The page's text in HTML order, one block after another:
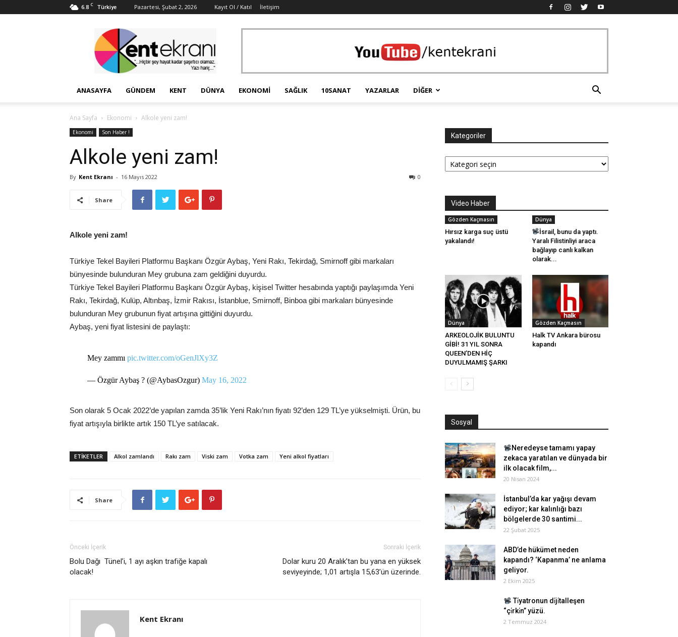
6.8 C Türkiye Pazartesi, Şubat 2, 2026 Kayıt Ol / Katıl İletişim
Ekranı
ANASAYFA GÜNDEM KENT DÜNYA EKONOMI SAĞLIK 10SANAT YAZARLAR DIĞER
Ana Sayfa Ekonomi Alkole yeni zam!
Ekonomi Son Haber !
Alkole yeni zam!
By Kent Ekranı - 16 Mayıs 2022 0
Share
Alkole yeni zam!
Türkiye Tekel Bayileri Platformu Başkanı Özgür Aybaş, Yeni Rakı, Tekirdağ, Smirnoff gibi markaları
bünyesinde bulunduran Mey grubuna zam geldiğini duyurdu.
Türkiye Tekel Bayileri Platformu Başkanı Özgür Aybaş, kişisel Twitter hesabında yaptığı paylaşımda Yeni
Rakı, Tekirdağ, Kulüp, Altınbaş, İzmir Rakısı, İstanblue, Smirnoff, Binboa gibi markaları bünyesinde
bulunduran Mey grubunun fiyat artışına gittiğini duyurdu.
Aybaş, yeni fiyat listesini de paylaştı:
Mey zammı pic.twitter.com/oGenJlXy3Z
— Özgür Aybaş ? (@AybasOzgur) May 16, 2022
Son olarak 5 Ocak 2022’de yapılan zamda 35’lik Yeni Rakı’nın fiyatı 92’den 129 TL’ye yükselmişti. Ürün, bu
fiyat artışıyla birlikte artık 150 TL’ye satılacak.
ETİKETLER Alkol zamlandı Rakı zam Viski zam Votka zam Yeni alkol fiyatları
Share
Önceki İçerik
Bolu Dağı Tünel’i, 1 ayı aşkın trafiğe kapalı
olacak!
Sonraki İçerik
Dolar kuru 20 Aralık’tan bu yana en yüksek
seviyeyinde; 1,01 artışla 15,63’ün üzerinde.
Kent Ekranı
Kategoriler
Kategoriler
Video Haber
Gözden Kaçmasın
Hırsız karga suç üstü
yakalandı!
Dünya
İsrail, bunu da yaptı.
Yaralı Filistinliyi araca
bağlayıp canlı kalkan
olarak...
Dünya
ARKEOLOJİK BULUNTU
GİBİ! 31 YIL SONRA
QUEEN’DEN HİÇ
DUYULMAMIŞ ŞARKI
Gözden Kaçmasın
Halk TV Ankara bürosu
kapandı
Sosyal
Neredeyse tamamı yapay
zekaca yaratılan ve dünyada bir
ilk olacak film,...
20 Nisan 2024
İstanbul’da kar yağışı devam
ediyor; kar kalınlığı bazı
bölgelerde 30 santimi...
22 Şubat 2025
ABD’de hükümet neden
kapandı? ‘Kapanma’ ne anlama
geliyor.
2 Ekim 2025
Ti̇yatronun di̇ji̇talleşen
“çi̇rki̇n” yüzü.
2 Temmuz 2024